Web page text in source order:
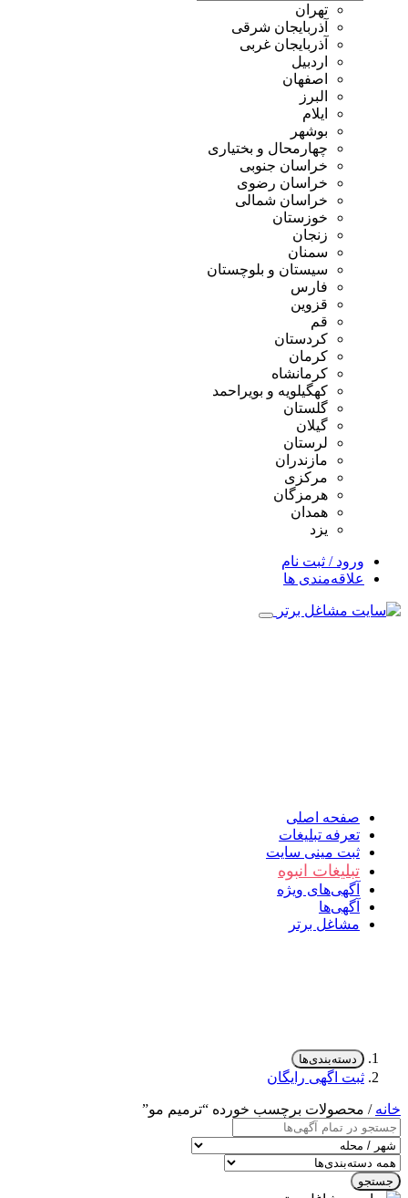
تهران
آذربایجان شرقی
آذربایجان غربی
اردبیل
اصفهان
البرز
ایلام
بوشهر
چهارمحال و بختیاری
خراسان جنوبی
خراسان رضوی
خراسان شمالی
خوزستان
زنجان
سمنان
سیستان و بلوچستان
فارس
قزوین
قم
کردستان
کرمان
کرمانشاه
کهگیلویه و بویراحمد
گلستان
گیلان
لرستان
مازندران
مرکزی
هرمزگان
همدان
یزد
ورود / ثبت نام
علاقه‌مندی ها
صفحه اصلی
تعرفه تبلیغات
ثبت مینی سایت
تبلیغات انبوه
آگهی‌های ویژه
آگهی‌ها
مشاغل برتر
دسته‌بندی‌ها
ثبت اگهی رایگان
خانه / محصولات برچسب خورده “ترمیم مو”
جستجو